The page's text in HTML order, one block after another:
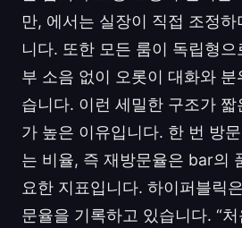
만, 에서는 실장이 직접 조정
니다. 또한 모든 룸이 독립형
부 소음 없이 오롯이 대화와
습니다. 이런 세밀한 구조가 짧
가 높은 이유입니다. 한 번 방
는 비율, 즉 재방문율은 bar의
요한 지표입니다. 하이퍼블릭
문율을 기록하고 있습니다. “